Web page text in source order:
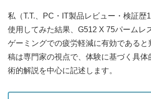
私（T.T.、PC・IT製品レビュー・検証歴
使用してみた結果、G512 X 75パームレ
ゲーミングでの疲労軽減に有効であると
稿は専門家の視点で、体験に基づく具体
術的解説を中心に記述します。